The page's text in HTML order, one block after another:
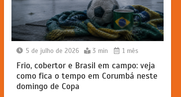
5 de julho de 2026 3 min 1 mês
Frio, cobertor e Brasil em campo: veja
como fica o tempo em Corumbá neste
domingo de Copa